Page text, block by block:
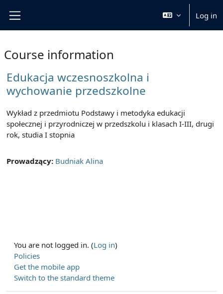
Log in
Course information
Edukacja wczesnoszkolna i
wychowanie przedszkolne
Wykład z przedmiotu Podstawy i metodyka edukacji
społecznej i przyrodniczej w przedszkolu i klasach I-III, drugi
rok, studia I stopnia
Prowadzący: Budniak Alina
You are not logged in. (Log in)
Policies
Get the mobile app
Switch to the standard theme